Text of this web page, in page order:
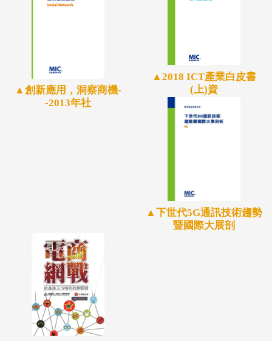
▲創新應用，洞察商機-
-2013年社
▲2018 ICT產業白皮書
(上)資
▲下世代5G通訊技術趨勢
暨國際大展剖